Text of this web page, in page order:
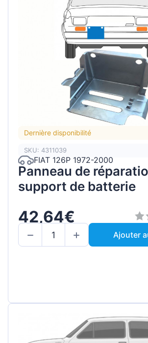
Dernière disponibilité
SKU: 4311039
FIAT 126P 1972-2000
Panneau de
support de batterie
42,64€
Ajouter